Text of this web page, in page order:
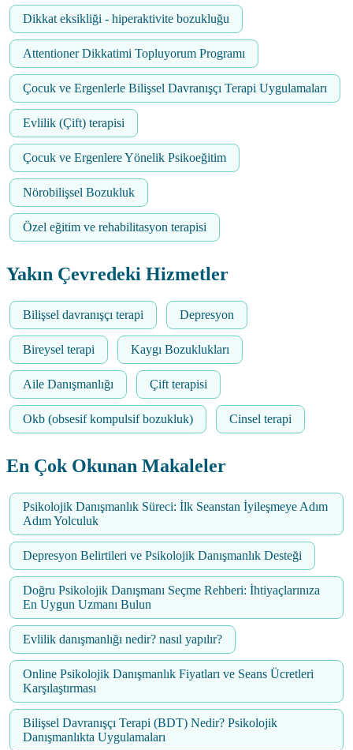
Dikkat eksikliği - hiperaktivite bozukluğu
Attentioner Dikkatimi Topluyorum Programı
Çocuk ve Ergenlerle Bilişsel Davranışçı Terapi Uygulamaları
Evlilik (Çift) terapisi
Çocuk ve Ergenlere Yönelik Psikoeğitim
Nörobilişsel Bozukluk
Özel eğitim ve rehabilitasyon terapisi
Yakın Çevredeki Hizmetler
Bilişsel davranışçı terapi Depresyon
Bireysel terapi Kaygı Bozuklukları
Aile Danışmanlığı Çift terapisi
Okb (obsesif kompulsif bozukluk) Cinsel terapi
En Çok Okunan Makaleler
Psikolojik Danışmanlık Süreci: İlk Seanstan İyileşmeye Adım
Adım Yolculuk
Depresyon Belirtileri ve Psikolojik Danışmanlık Desteği
Doğru Psikolojik Danışmanı Seçme Rehberi: İhtiyaçlarınıza
En Uygun Uzmanı Bulun
Evlilik danışmanlığı nedir? nasıl yapılır?
Online Psikolojik Danışmanlık Fiyatları ve Seans Ücretleri
Karşılaştırması
Bilişsel Davranışçı Terapi (BDT) Nedir? Psikolojik
Danışmanlıkta Uygulamaları